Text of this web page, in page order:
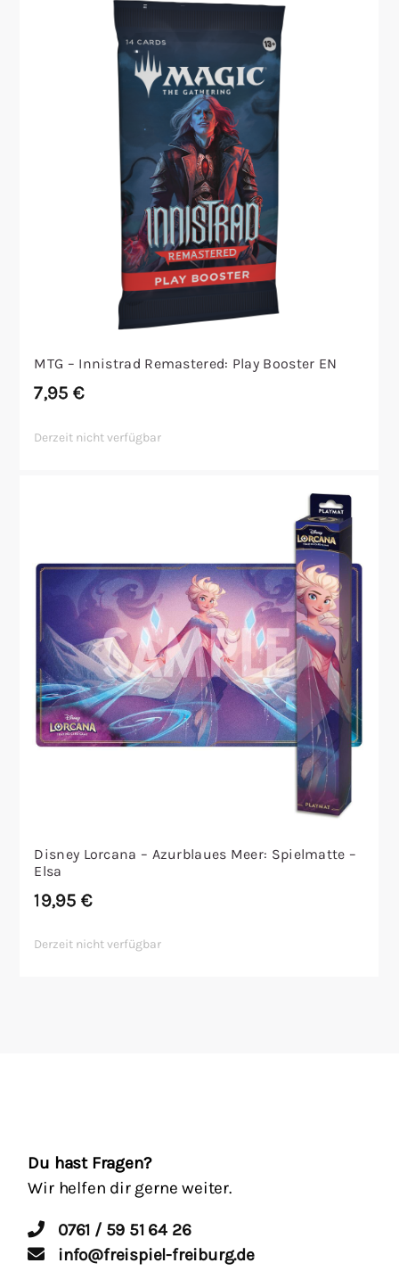
MTG – Innistrad Remastered: Play Booster EN
7,95 €
Derzeit nicht verfügbar
Disney Lorcana – Azurblaues Meer: Spielmatte –
Elsa
19,95€
Derzeit nicht verfügbar
Du hast Fragen?
Wir helfen dir gerne weiter.
0761 / 59 51 64 26
info@freispiel-freiburg.de